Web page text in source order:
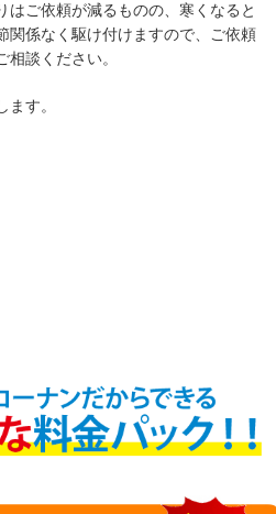
はご依頼が減るものの、寒くなると
関係なく駆け付けますので、ご依頼
談ください。
す。